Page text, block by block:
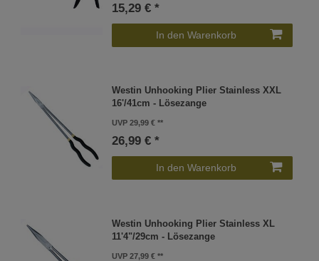
15,29 € *
In den Warenkorb
Westin Unhooking Plier Stainless XXL
16'/41cm - Lösezange
UVP 29,99 €
26,99 € *
In den Warenkorb
Westin Unhooking Plier Stainless XL
11'4"/29cm - Lösezange
UVP 27,99 €